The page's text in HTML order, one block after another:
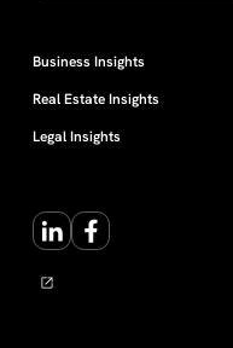
a
u
t
u
s
Business Insights
Real Estate Insights
Legal Insights
LinkedInFacebook